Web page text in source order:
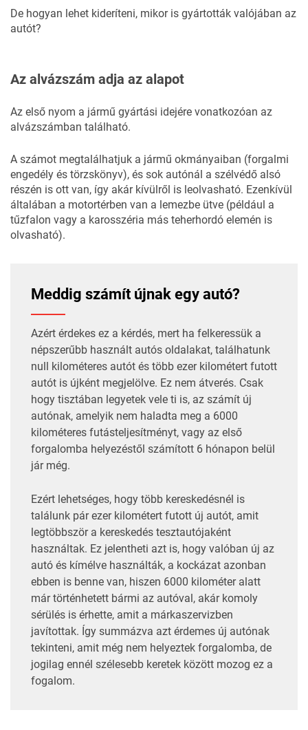
De hogyan lehet kideríteni, mikor is gyártották valójában az
autót?
Az alvázszám adja az alapot
Az első nyom a jármű gyártási idejére vonatkozóan az
alvázszámban található.
A számot megtalálhatjuk a jármű okmányaiban (forgalmi
engedély és törzskönyv), és sok autónál a szélvédő alsó
részén is ott van, így akár kívülről is leolvasható. Ezenkívül
általában a motortérben van a lemezbe ütve (például a
tűzfalon vagy a karosszéria más teherhordó elemén is
olvasható).
Meddig számít újnak egy autó?
Azért érdekes ez a kérdés, mert ha felkeressük a
népszerűbb használt autós oldalakat, találhatunk
null kilométeres autót és több ezer kilométert futott
autót is újként megjelölve. Ez nem átverés. Csak
hogy tisztában legyetek vele ti is, az számít új
autónak, amelyik nem haladta meg a 6000
kilométeres futásteljesítményt, vagy az első
forgalomba helyezéstől számított 6 hónapon belül
jár még.
Ezért lehetséges, hogy több kereskedésnél is
találunk pár ezer kilométert futott új autót, amit
legtöbbször a kereskedés tesztautójaként
használtak. Ez jelentheti azt is, hogy valóban új az
autó és kímélve használták, a kockázat azonban
ebben is benne van, hiszen 6000 kilométer alatt
már történhetett bármi az autóval, akár komoly
sérülés is érhette, amit a márkaszervizben
javítottak. Így summázva azt érdemes új autónak
tekinteni, amit még nem helyeztek forgalomba, de
jogilag ennél szélesebb keretek között mozog ez a
fogalom.